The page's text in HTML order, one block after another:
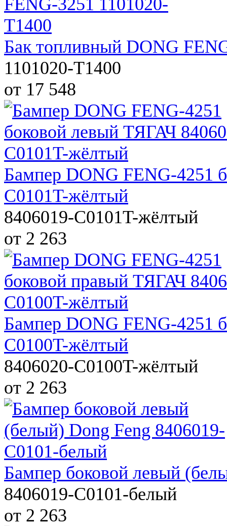
Бак топливный DONG
1101020-T1400
от 17 548
Бампер DONG FENG-4251
C0101T-жёлтый
8406019-C0101T-жёлтый
от 2 263
Бампер DONG FENG-4251
C0100T-жёлтый
8406020-C0100T-жёлтый
от 2 263
Бампер боковой левый
8406019-C0101-белый
от 2 263